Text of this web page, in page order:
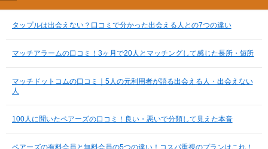
タップルは出会えない？口コミで分かった出会える人との7つの違い
マッチアラームの口コミ！3ヶ月で20人とマッチングして感じた長所・短所
マッチドットコムの口コミ｜5人の元利用者が語る出会える人・出会えない
人
100人に聞いたペアーズの口コミ！良い・悪いで分類して見えた本音
ペアーズの有料会員と無料会員の5つの違い！コスパ重視のプランはこれ！